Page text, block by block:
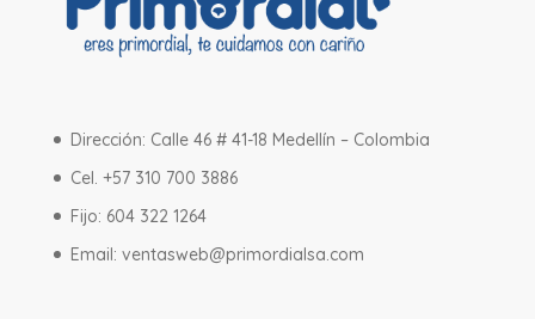
Dirección: Calle 46 # 41-18 Medellín – Colombia
Cel. +57 310 700 3886
Fijo: 604 322 1264
Email: ventasweb@primordialsa.com